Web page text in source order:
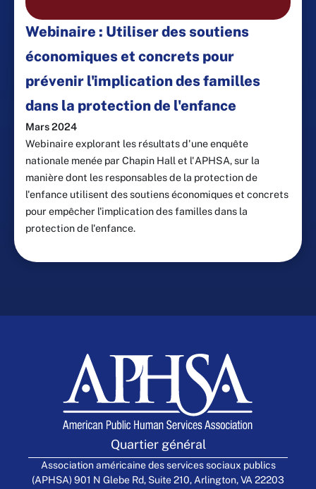
Webinaire : Utiliser des soutiens
économiques et concrets pour
prévenir l'implication des familles
dans la protection de l'enfance
Mars 2024
Webinaire explorant les résultats d'une enquête
nationale menée par Chapin Hall et l'APHSA, sur la
manière dont les responsables de la protection de
l'enfance utilisent des soutiens économiques et concrets
pour empêcher l'implication des familles dans la
protection de l'enfance.
Quartier général
Association américaine des services sociaux publics
(APHSA) 901 N Glebe Rd, Suite 210, Arlington, VA 22203